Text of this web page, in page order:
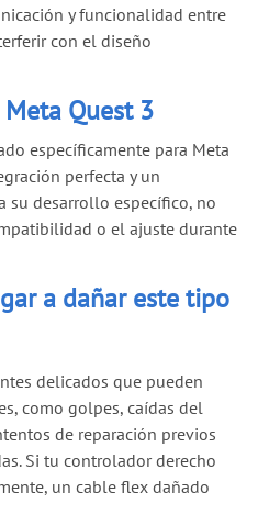
y funcionalidad entre
con el diseño
Quest 3
específicamente para Meta
perfecta y un
su desarrollo específico, no
o el ajuste durante
a dañar este tipo
delicados que pueden
como golpes, caídas del
de reparación previos
Si tu controlador derecho
un cable flex dañado